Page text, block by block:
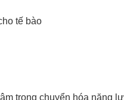
tế bào
trong chuyển hóa năng